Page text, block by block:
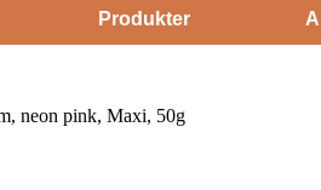
Produkter
neon pink, Maxi, 50g